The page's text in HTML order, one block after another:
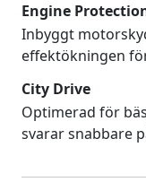
Engine
Inbyggt
effektökningen
City Drive
Optimerad för
svarar snabbare